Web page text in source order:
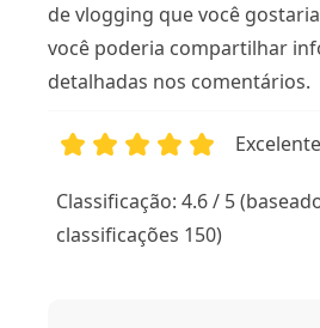
de vlogging que você
você poderia compartilhar
detalhadas nos comentários.
Excelente
Classificação: 4.6 / 5
classificações 150)